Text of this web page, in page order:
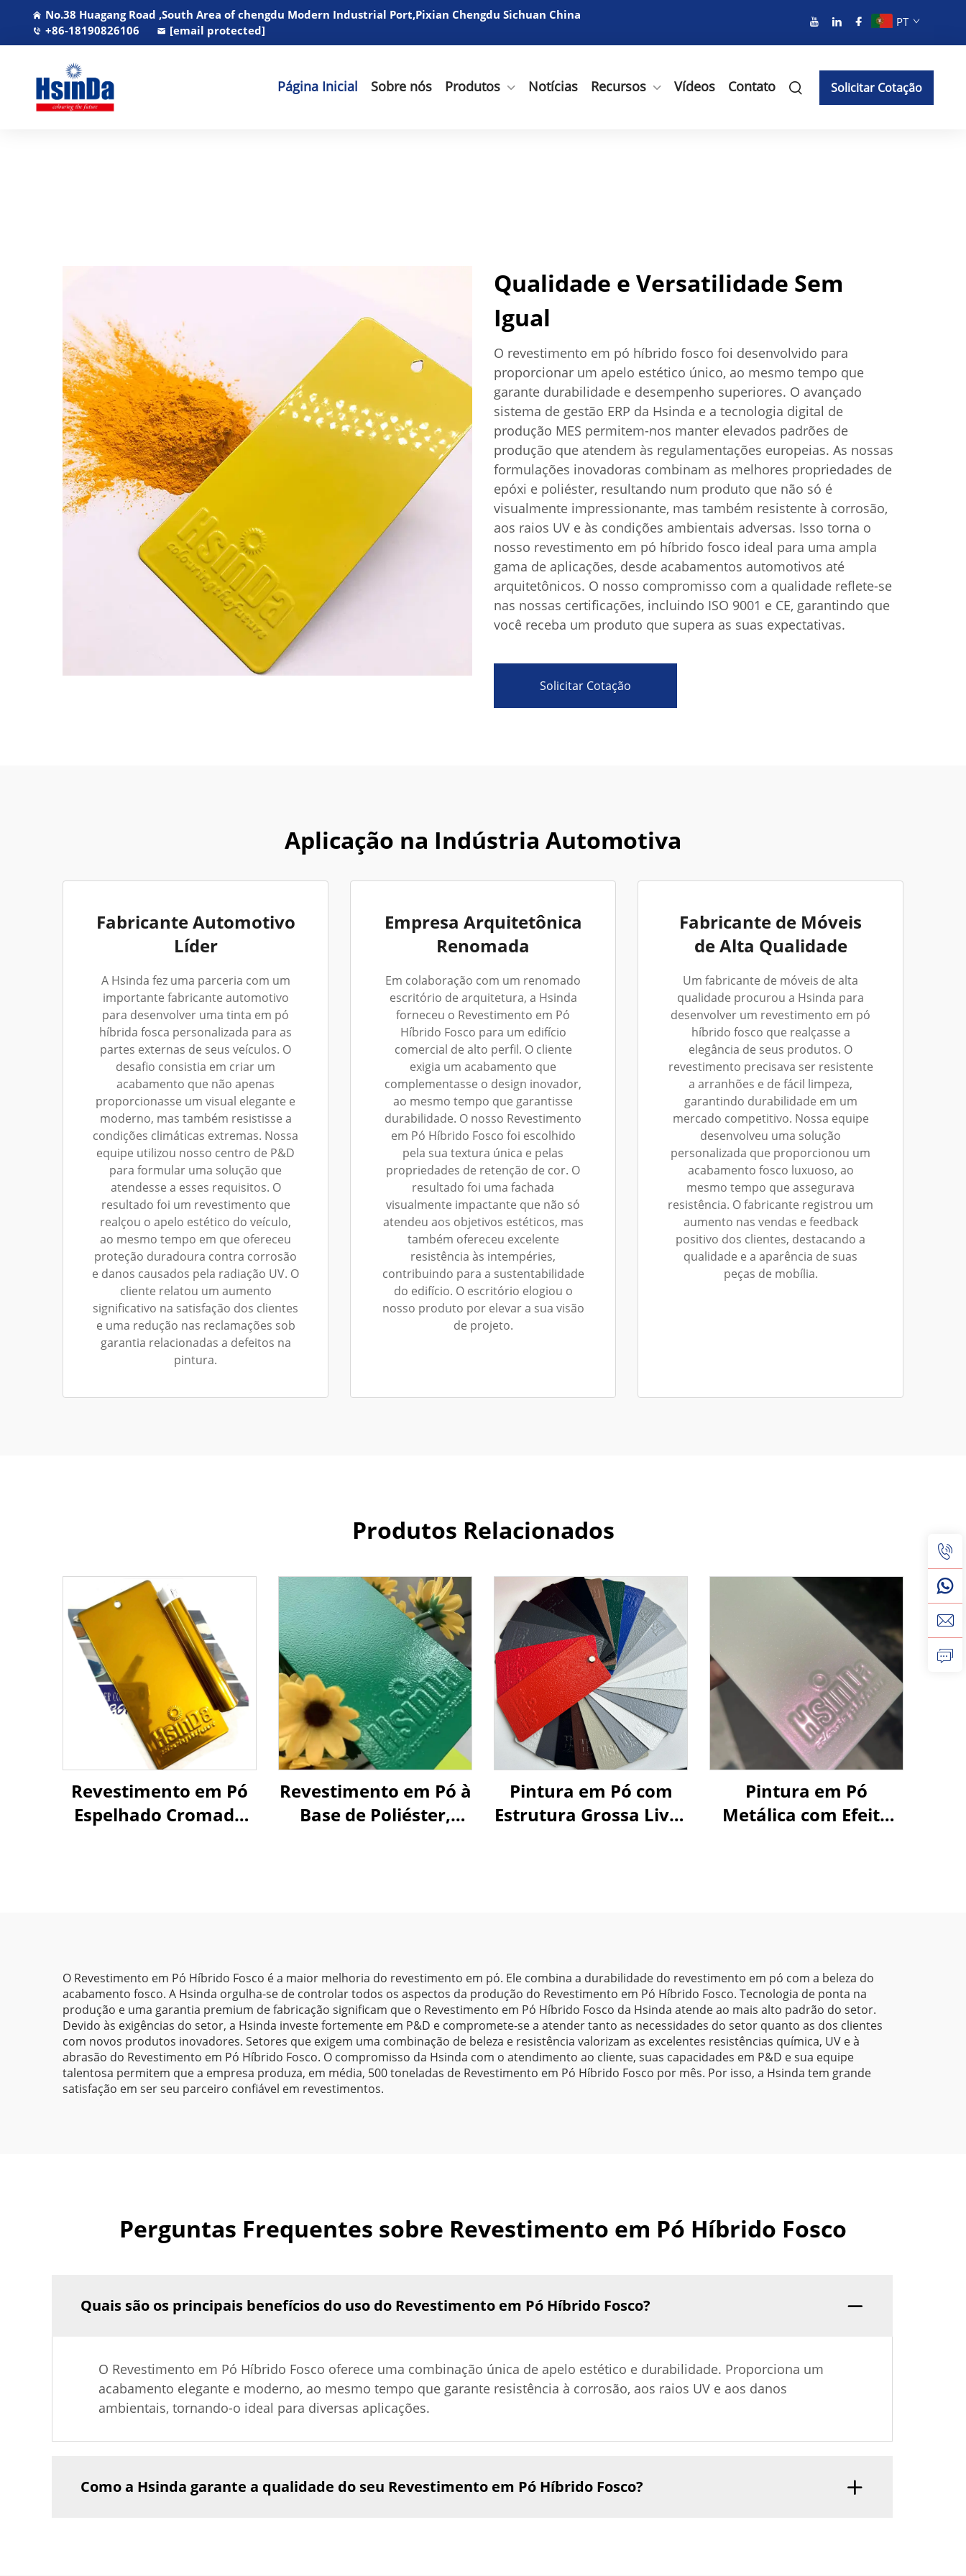
No.38 Huagang Road ,South Area of chengdu Modern Industrial Port,Pixian Chengdu Sichuan China
+86-18190826106
[email protected]
PT
Página Inicial Sobre nós Produtos Notícias Recursos Vídeos Contato Solicitar Cotação
Qualidade e Versatilidade Sem
Igual
O revestimento em pó híbrido fosco foi desenvolvido para
proporcionar um apelo estético único, ao mesmo tempo que
garante durabilidade e desempenho superiores. O avançado
sistema de gestão ERP da Hsinda e a tecnologia digital de
produção MES permitem-nos manter elevados padrões de
produção que atendem às regulamentações europeias. As nossas
formulações inovadoras combinam as melhores propriedades de
epóxi e poliéster, resultando num produto que não só é
visualmente impressionante, mas também resistente à corrosão,
aos raios UV e às condições ambientais adversas. Isso torna o
nosso revestimento em pó híbrido fosco ideal para uma ampla
gama de aplicações, desde acabamentos automotivos até
arquitetônicos. O nosso compromisso com a qualidade reflete-se
nas nossas certificações, incluindo ISO 9001 e CE, garantindo que
você receba um produto que supera as suas expectativas.
Solicitar Cotação
Aplicação na Indústria Automotiva
Fabricante Automotivo
Líder
A Hsinda fez uma parceria com um
importante fabricante automotivo
para desenvolver uma tinta em pó
híbrida fosca personalizada para as
partes externas de seus veículos. O
desafio consistia em criar um
acabamento que não apenas
proporcionasse um visual elegante e
moderno, mas também resistisse a
condições climáticas extremas. Nossa
equipe utilizou nosso centro de P&D
para formular uma solução que
atendesse a esses requisitos. O
resultado foi um revestimento que
realçou o apelo estético do veículo,
ao mesmo tempo em que ofereceu
proteção duradoura contra corrosão
e danos causados pela radiação UV. O
cliente relatou um aumento
significativo na satisfação dos clientes
e uma redução nas reclamações sob
garantia relacionadas a defeitos na
pintura.
Empresa Arquitetônica
Renomada
Em colaboração com um renomado
escritório de arquitetura, a Hsinda
forneceu o Revestimento em Pó
Híbrido Fosco para um edifício
comercial de alto perfil. O cliente
exigia um acabamento que
complementasse o design inovador,
ao mesmo tempo que garantisse
durabilidade. O nosso Revestimento
em Pó Híbrido Fosco foi escolhido
pela sua textura única e pelas
propriedades de retenção de cor. O
resultado foi uma fachada
visualmente impactante que não só
atendeu aos objetivos estéticos, mas
também ofereceu excelente
resistência às intempéries,
contribuindo para a sustentabilidade
do edifício. O escritório elogiou o
nosso produto por elevar a sua visão
de projeto.
Fabricante de Móveis
de Alta Qualidade
Um fabricante de móveis de alta
qualidade procurou a Hsinda para
desenvolver um revestimento em pó
híbrido fosco que realçasse a
elegância de seus produtos. O
revestimento precisava ser resistente
a arranhões e de fácil limpeza,
garantindo durabilidade em um
mercado competitivo. Nossa equipe
desenvolveu uma solução
personalizada que proporcionou um
acabamento fosco luxuoso, ao
mesmo tempo que assegurava
resistência. O fabricante registrou um
aumento nas vendas e feedback
positivo dos clientes, destacando a
qualidade e a aparência de suas
peças de mobília.
Produtos Relacionados
Revestimento em Pó
Espelhado Cromado
Revestimento em Pó à
Base de Poliéster,
Pintura em Pó com
Estrutura Grossa Livre
Pintura em Pó
Metálica com Efeito
Metal
O Revestimento em Pó Híbrido Fosco é a maior melhoria do revestimento em pó. Ele combina a durabilidade do revestimento em pó com a beleza do
acabamento fosco. A Hsinda orgulha-se de controlar todos os aspectos da produção do Revestimento em Pó Híbrido Fosco. Tecnologia de ponta na
produção e uma garantia premium de fabricação significam que o Revestimento em Pó Híbrido Fosco da Hsinda atende ao mais alto padrão do setor.
Devido às exigências do setor, a Hsinda investe fortemente em P&D e compromete-se a atender tanto as necessidades do setor quanto as dos clientes
com novos produtos inovadores. Setores que exigem uma combinação de beleza e resistência valorizam as excelentes resistências química, UV e à
abrasão do Revestimento em Pó Híbrido Fosco. O compromisso da Hsinda com o atendimento ao cliente, suas capacidades em P&D e sua equipe
talentosa permitem que a empresa produza, em média, 500 toneladas de Revestimento em Pó Híbrido Fosco por mês. Por isso, a Hsinda tem grande
satisfação em ser seu parceiro confiável em revestimentos.
Perguntas Frequentes sobre Revestimento em Pó Híbrido Fosco
Quais são os principais benefícios do uso do Revestimento em Pó Híbrido Fosco?
O Revestimento em Pó Híbrido Fosco oferece uma combinação única de apelo estético e durabilidade. Proporciona um
acabamento elegante e moderno, ao mesmo tempo que garante resistência à corrosão, aos raios UV e aos danos
ambientais, tornando-o ideal para diversas aplicações.
Como a Hsinda garante a qualidade do seu Revestimento em Pó Híbrido Fosco?